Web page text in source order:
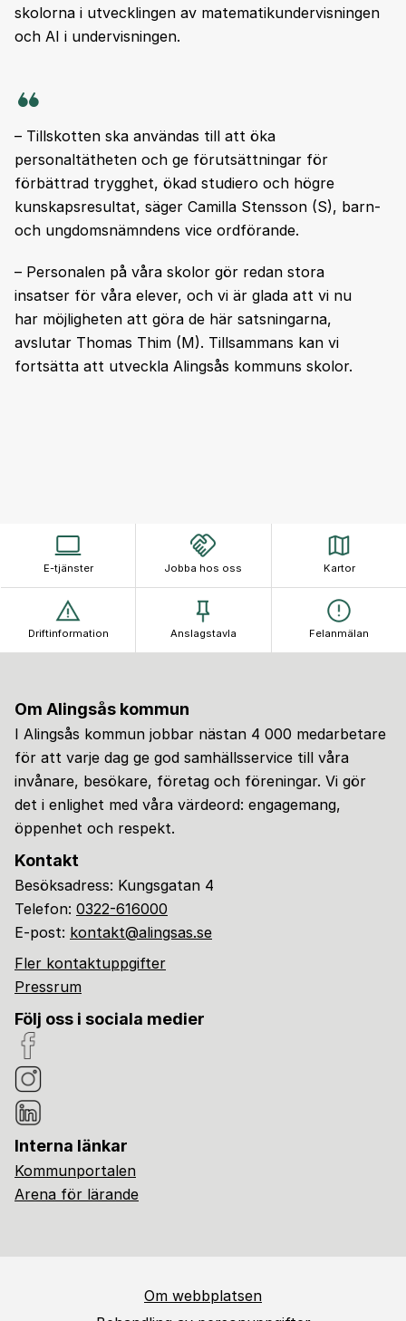
skolorna i utvecklingen av matematikundervisningen
och AI i undervisningen.
– Tillskotten ska användas till att öka
personaltätheten och ge förutsättningar för
förbättrad trygghet, ökad studiero och högre
kunskapsresultat, säger Camilla Stensson (S), barn-
och ungdomsnämndens vice ordförande.
– Personalen på våra skolor gör redan stora
insatser för våra elever, och vi är glada att vi nu
har möjligheten att göra de här satsningarna,
avslutar Thomas Thim (M). Tillsammans kan vi
fortsätta att utveckla Alingsås kommuns skolor.
E-tjänster Jobba hos oss Kartor
Driftinformation Anslagstavla Felanmälan
Om Alingsås kommun
I Alingsås kommun jobbar nästan 4 000 medarbetare
för att varje dag ge god samhällsservice till våra
invånare, besökare, företag och föreningar. Vi gör
det i enlighet med våra värdeord: engagemang,
öppenhet och respekt.
Kontakt
Besöksadress: Kungsgatan 4
Telefon: 0322-616000
E-post: kontakt@alingsas.se
Fler kontaktuppgifter
Pressrum
Följ oss i sociala medier
Interna länkar
Kommunportalen
Arena för lärande
Om webbplatsen